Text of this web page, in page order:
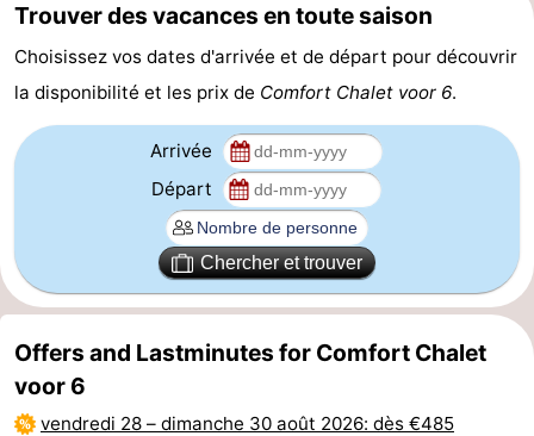
Zeeland
Walcheren
Veere
-
Domburg
-
Zoutelande
-
Vlissingen
-
Trouver des vacances en toute saison
Choisissez vos dates d'arrivée et de départ pour découvrir
la disponibilité et les prix de Comfort Chalet voor 6.
Arrivée
Départ
Chercher et trouver
Offers and Lastminutes for Comfort Chalet
voor 6
vendredi 28 – dimanche 30 août 2026: dès €485